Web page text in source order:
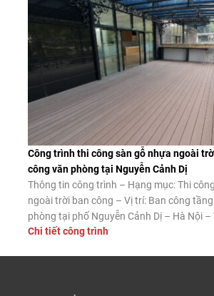
Công trình thi công sàn gỗ nhựa ngoài
công văn phòng tại Nguyễn Cảnh Dị
Thông tin công trình – Hạng mục: Thi
ngoài trời ban công – Vị trí: Ban công
phòng tại phố Nguyễn Cảnh Dị – Hà Nội
Sàn gỗ nhựa ngoài trời Tecwood mã
Chi tiết công trình